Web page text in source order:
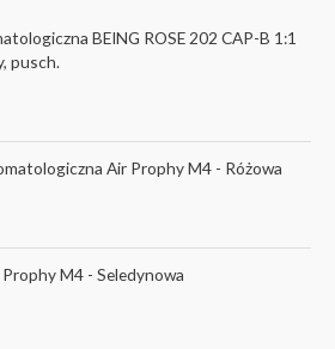
BEING ROSE 202 CAP-B 1:1
pusch.
Air Prophy M4 - Różowa
M4 - Seledynowa